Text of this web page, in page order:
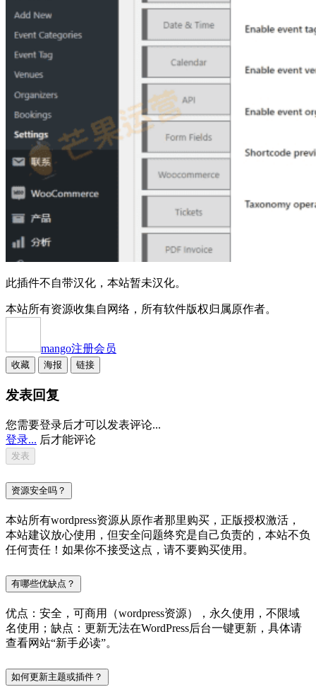
此插件不自带汉化，本站暂未汉化。
本站所有资源收集自网络，所有软件版权归属原作者。
mango注册会员
收藏 海报 链接
发表回复
您需要登录后才可以发表评论...
登录... 后才能评论
资源安全吗？
本站所有wordpress资源从原作者那里购买，正版授权激活，
本站建议放心使用，但安全问题终究是自己负责的，本站不负
任何责任！如果你不接受这点，请不要购买使用。
有哪些优缺点？
优点：安全，可商用（wordpress资源），永久使用，不限域
名使用；缺点：更新无法在WordPress后台一键更新，具体请
查看网站“新手必读”。
如何更新主题或插件？